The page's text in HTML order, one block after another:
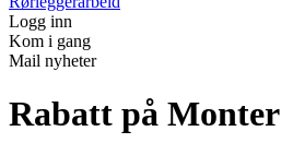
Logg inn
Kom i gang
Mail nyheter
Rabatt på Monter